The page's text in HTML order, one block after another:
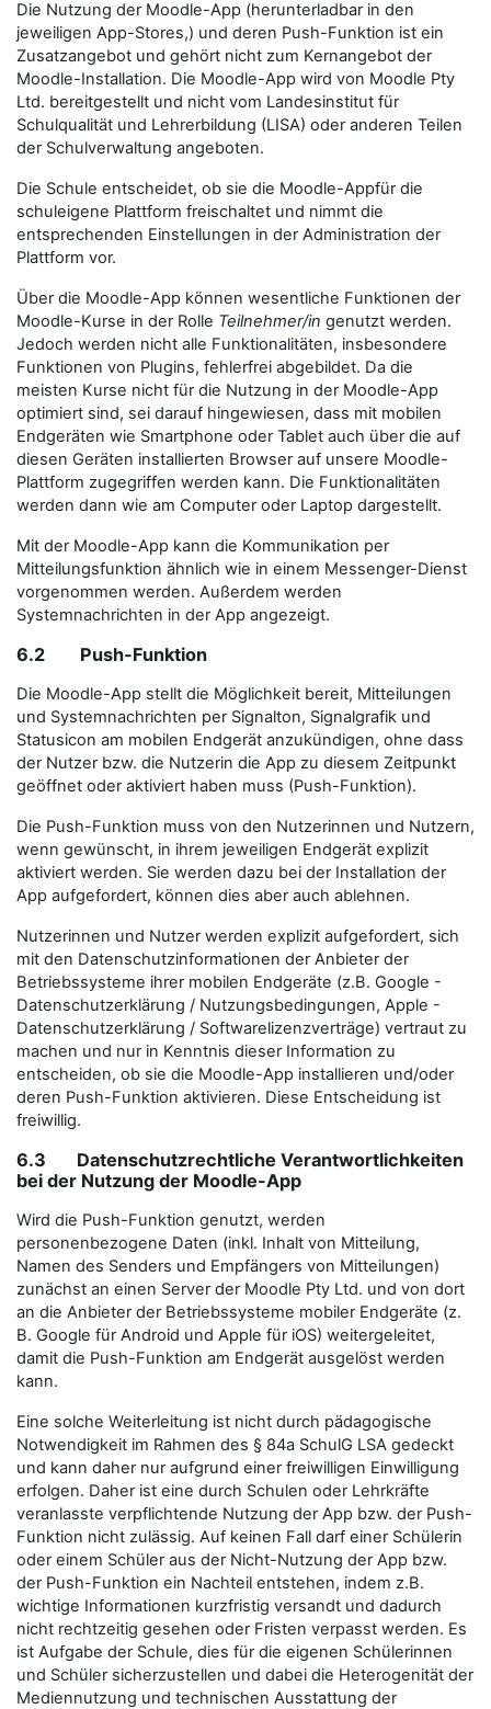
Die Nutzung der Moodle-App (herunterladbar in den
jeweiligen App-Stores,) und deren Push-Funktion ist ein
Zusatzangebot und gehört nicht zum Kernangebot der
Moodle-Installation. Die Moodle-App wird von Moodle Pty
Ltd. bereitgestellt und nicht vom Landesinstitut für
Schulqualität und Lehrerbildung (LISA) oder anderen Teilen
der Schulverwaltung angeboten.
Die Schule entscheidet, ob sie die Moodle-Appfür die
schuleigene Plattform freischaltet und nimmt die
entsprechenden Einstellungen in der Administration der
Plattform vor.
Über die Moodle-App können wesentliche Funktionen der
Moodle-Kurse in der Rolle Teilnehmer/in genutzt werden.
Jedoch werden nicht alle Funktionalitäten, insbesondere
Funktionen von Plugins, fehlerfrei abgebildet. Da die
meisten Kurse nicht für die Nutzung in der Moodle-App
optimiert sind, sei darauf hingewiesen, dass mit mobilen
Endgeräten wie Smartphone oder Tablet auch über die auf
diesen Geräten installierten Browser auf unsere Moodle-
Plattform zugegriffen werden kann. Die Funktionalitäten
werden dann wie am Computer oder Laptop dargestellt.
Mit der Moodle-App kann die Kommunikation per
Mitteilungsfunktion ähnlich wie in einem Messenger-Dienst
vorgenommen werden. Außerdem werden
Systemnachrichten in der App angezeigt.
6.2 Push-Funktion
Die Moodle-App stellt die Möglichkeit bereit, Mitteilungen
und Systemnachrichten per Signalton, Signalgrafik und
Statusicon am mobilen Endgerät anzukündigen, ohne dass
der Nutzer bzw. die Nutzerin die App zu diesem Zeitpunkt
geöffnet oder aktiviert haben muss (Push-Funktion).
Die Push-Funktion muss von den Nutzerinnen und Nutzern,
wenn gewünscht, in ihrem jeweiligen Endgerät explizit
aktiviert werden. Sie werden dazu bei der Installation der
App aufgefordert, können dies aber auch ablehnen.
Nutzerinnen und Nutzer werden explizit aufgefordert, sich
mit den Datenschutzinformationen der Anbieter der
Betriebssysteme ihrer mobilen Endgeräte (z.B. Google -
Datenschutzerklärung / Nutzungsbedingungen, Apple -
Datenschutzerklärung / Softwarelizenzverträge) vertraut zu
machen und nur in Kenntnis dieser Information zu
entscheiden, ob sie die Moodle-App installieren und/oder
deren Push-Funktion aktivieren. Diese Entscheidung ist
freiwillig.
6.3 Datenschutzrechtliche Verantwortlichkeiten
bei der Nutzung der Moodle-App
Wird die Push-Funktion genutzt, werden
personenbezogene Daten (inkl. Inhalt von Mitteilung,
Namen des Senders und Empfängers von Mitteilungen)
zunächst an einen Server der Moodle Pty Ltd. und von dort
an die Anbieter der Betriebssysteme mobiler Endgeräte (z.
B. Google für Android und Apple für iOS) weitergeleitet,
damit die Push-Funktion am Endgerät ausgelöst werden
kann.
Eine solche Weiterleitung ist nicht durch pädagogische
Notwendigkeit im Rahmen des § 84a SchulG LSA gedeckt
und kann daher nur aufgrund einer freiwilligen Einwilligung
erfolgen. Daher ist eine durch Schulen oder Lehrkräfte
veranlasste verpflichtende Nutzung der App bzw. der Push-
Funktion nicht zulässig. Auf keinen Fall darf einer Schülerin
oder einem Schüler aus der Nicht-Nutzung der App bzw.
der Push-Funktion ein Nachteil entstehen, indem z.B.
wichtige Informationen kurzfristig versandt und dadurch
nicht rechtzeitig gesehen oder Fristen verpasst werden. Es
ist Aufgabe der Schule, dies für die eigenen Schülerinnen
und Schüler sicherzustellen und dabei die Heterogenität der
Mediennutzung und technischen Ausstattung der